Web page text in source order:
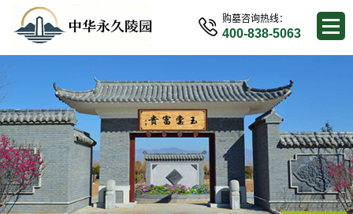
购墓咨询热线：
400-838-5063